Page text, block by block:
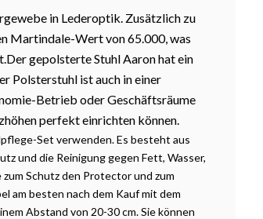
in Lederoptik. Zusätzlich zu
Martindale-Wert von 65.000, was
Der gepolsterte Stuhl Aaron hat ein
Polsterstuhl ist auch in einer
Betrieb oder Geschäftsräume
perfekt einrichten können.
Set verwenden. Es besteht aus
und die Reinigung gegen Fett, Wasser,
Schutz den Protector und zum
am besten nach dem Kauf mit dem
Abstand von 20-30 cm. Sie können